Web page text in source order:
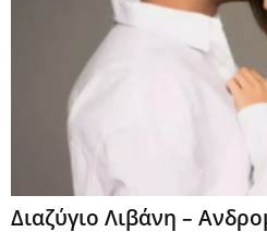
Διαζύγιο Λιβάνη –